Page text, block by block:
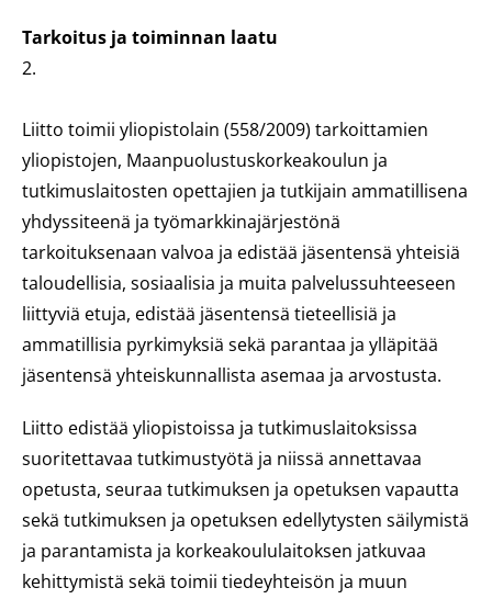
Tarkoitus ja toiminnan laatu
2.
Liitto toimii yliopistolain (558/2009) tarkoittamien
yliopistojen, Maanpuolustuskorkeakoulun ja
tutkimuslaitosten opettajien ja tutkijain ammatillisena
yhdyssiteenä ja työmarkkinajärjestönä
tarkoituksenaan valvoa ja edistää jäsentensä yhteisiä
taloudellisia, sosiaalisia ja muita palvelussuhteeseen
liittyviä etuja, edistää jäsentensä tieteellisiä ja
ammatillisia pyrkimyksiä sekä parantaa ja ylläpitää
jäsentensä yhteiskunnallista asemaa ja arvostusta.
Liitto edistää yliopistoissa ja tutkimuslaitoksissa
suoritettavaa tutkimustyötä ja niissä annettavaa
opetusta, seuraa tutkimuksen ja opetuksen vapautta
sekä tutkimuksen ja opetuksen edellytysten säilymistä
ja parantamista ja korkeakoululaitoksen jatkuvaa
kehittymistä sekä toimii tiedeyhteisön ja muun